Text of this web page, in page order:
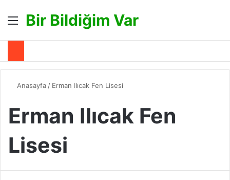
Menü
Bir Bildiğim Var
Anasayfa / Erman Ilıcak Fen Lisesi
Erman Ilıcak Fen
Lisesi